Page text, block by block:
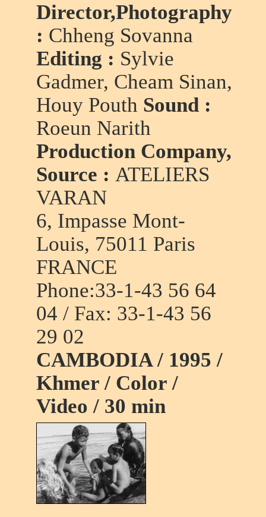
Director,Photography
: Chheng Sovanna
Editing : Sylvie
Gadmer, Cheam Sinan,
Houy Pouth Sound :
Roeun Narith
Production Company,
Source : ATELIERS
VARAN
6, Impasse Mont-
Louis, 75011 Paris
FRANCE
Phone:33-1-43 56 64
04 / Fax: 33-1-43 56
29 02
CAMBODIA / 1995 /
Khmer / Color /
Video / 30 min